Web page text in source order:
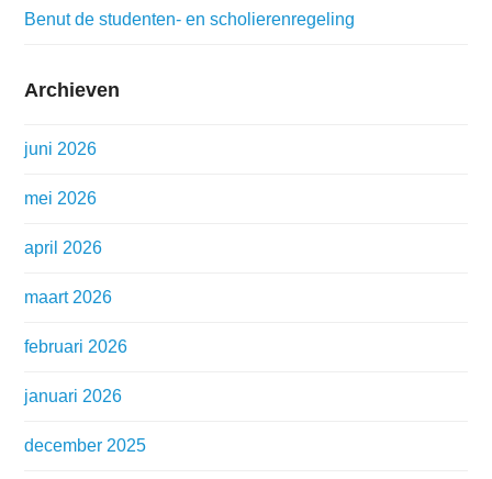
Benut de studenten- en scholierenregeling
Archieven
juni 2026
mei 2026
april 2026
maart 2026
februari 2026
januari 2026
december 2025